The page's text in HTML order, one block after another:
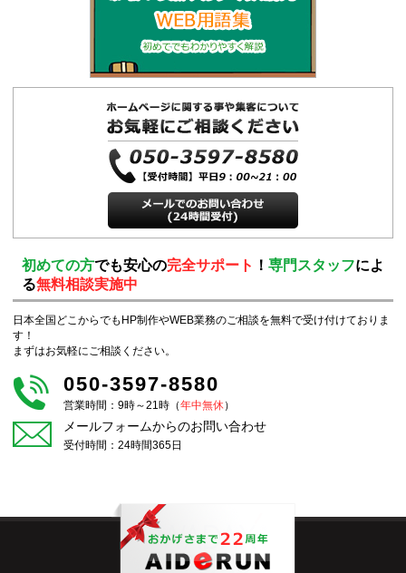
初めての方でも安心の完全サポート ！ 専門スタッフによ
る無料相談実施中
日本全国どこからでもHP制作やWEB業務のご相談を無料で受け付けておりま
す！
まずはお気軽にご相談ください。
050-3597-8580
営業時間：9時～21時（年中無休）
メールフォームからのお問い合わせ
受付時間：24時間365日